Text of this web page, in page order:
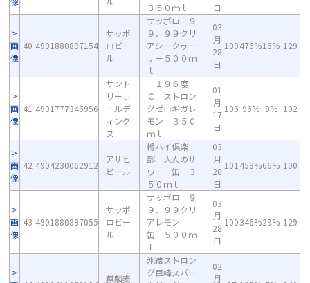
３５０ｍｌ
日
画
像
40 4901880897154
サッポ
ロビー
ル
サッポロ ９
９．９９クリ
アシークヮー
サー５００ｍ
ｌ
03
月
28
日
109476%16% 129
画
像
41 4901777346956
サント
リーホ
ールデ
ィング
ス
－１９６度
Ｃ ストロン
グゼロギガレ
モン ３５０
ｍｌ
01
月
17
日
106 96% 8% 102
画
像
42 4904230062912
アサヒ
ビール
樽ハイ倶楽
部 大人のサ
ワー 缶 ３
５０ｍｌ
03
月
28
日
101 458%66% 100
画
像
43 4901880897055
サッポ
ロビー
ル
サッポロ ９
９．９９クリ
アレモン
缶 ５００ｍ
ｌ
03
月
28
日
100346%29% 129
麒麟麦
氷結ストロン
グ巨峰スパー
02
月